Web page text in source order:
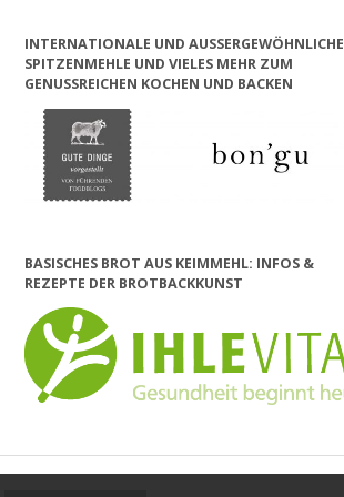
INTERNATIONALE UND AUSSERGEWÖHNLICHE S
PITZENMEHLE UND VIELES MEHR ZUM G
ENUSSREICHEN KOCHEN UND BACKEN
BASISCHES BROT AUS KEIMMEHL: INFOS &
REZEPTE DER BROTBACKKUNST